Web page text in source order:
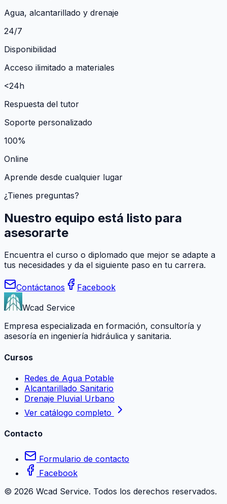
Agua, alcantarillado y drenaje
24/7
Disponibilidad
Acceso ilimitado a materiales
<24h
Respuesta del tutor
Soporte personalizado
100%
Online
Aprende desde cualquier lugar
¿Tienes preguntas?
Nuestro equipo está listo para
asesorarte
Encuentra el curso o diplomado que mejor se adapte a
tus necesidades y da el siguiente paso en tu carrera.
Contáctanos
Facebook
Wcad Service
Empresa especializada en formación, consultoría y
asesoría en ingeniería hidráulica y sanitaria.
Cursos
Redes de Agua Potable
Alcantarillado Sanitario
Drenaje Pluvial Urbano
Ver catálogo completo
Contacto
Formulario de contacto
Facebook
© 2026 Wcad Service. Todos los derechos reservados.